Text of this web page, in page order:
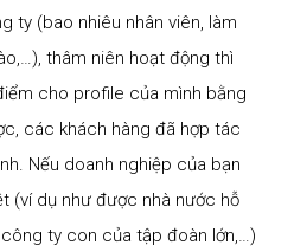
ty (bao nhiêu nhân viên, làm
thâm niên hoạt động thì
cho profile của mình bằng
các khách hàng đã hợp tác
Nếu doanh nghiệp của bạn
(ví dụ như được nhà nước hỗ
ty con của tập đoàn lớn,…)